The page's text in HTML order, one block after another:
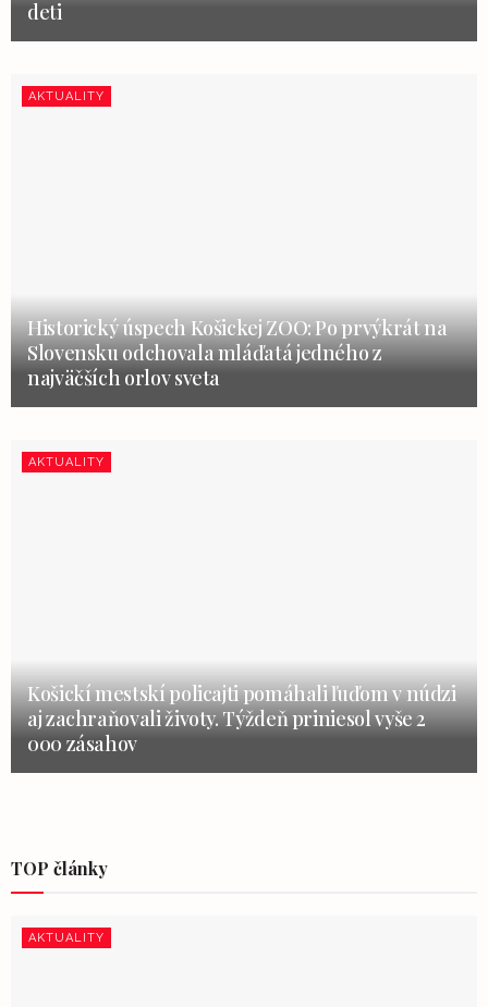
deti
AKTUALITY
Historický úspech Košickej ZOO: Po prvýkrát na
Slovensku odchovala mláďatá jedného z
najväčších orlov sveta
AKTUALITY
Košickí mestskí policajti pomáhali ľuďom v núdzi
aj zachraňovali životy. Týždeň priniesol vyše 2
000 zásahov
TOP články
AKTUALITY